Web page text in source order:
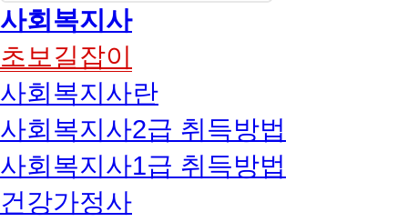
사회복지사
초보길잡이
사회복지사란
사회복지사2급 취득방법
사회복지사1급 취득방법
건강가정사